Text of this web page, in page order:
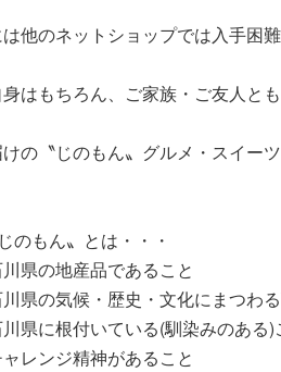
他のネットショップでは入手困
はもちろん、ご家族・ご友人と
の〝じのもん〟グルメ・スイー
のもん〟とは・・・
川県の地産品であること
川県の気候・歴史・文化にまつわ
川県に根付いている(馴染みのある)
ャレンジ精神があること